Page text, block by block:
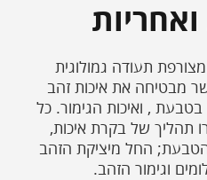
תעודה גמולוגית
מבטיחה את איכות זהב
, ואיכות הגימור. כל
תהליך של בקרת איכות,
החל מיציקת הזהב
וגימור הזהב.